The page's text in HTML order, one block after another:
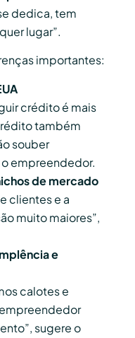
dedica, tem
lugar”.
importantes:
crédito é mais
também
souber
empreendedor.
de mercado
clientes e a
muito maiores”,
e
calotes e
sugere o